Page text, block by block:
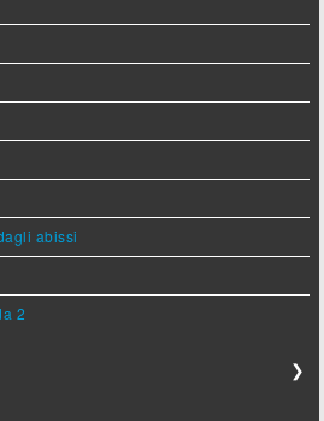
abissi
2
❯